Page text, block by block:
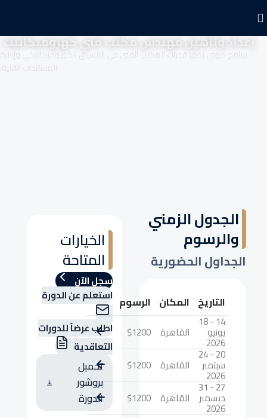
إعداد وتأهيل مهندس مكتب فني كهروميكانيك
برنامج مهني يطور قدرات المكتب الفني في التنسيق الكهروميكانيكي وإدارة
المستندات الفنية.
الخيارات
المتاحة
سجل الآن
استعلم عن الدورة
اطلب عرضاً للدورات
التعاقدية
تحميل
بروشور
الدورة
الجدول الزمني
والرسوم
الجداول الحضورية
التاريخ المكان الرسوم
14 - 18
يونيو
2026
القاهرة $1200
20 - 24
سبتمبر
2026
القاهرة $1200
27 - 31
ديسمبر
2026
القاهرة $1200